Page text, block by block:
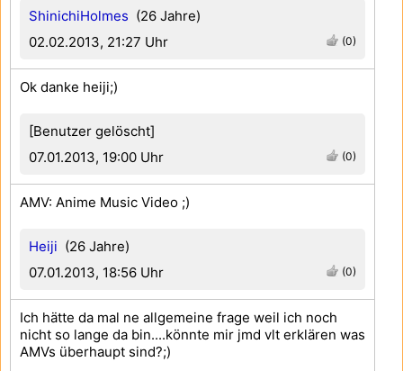
ShinichiHolmes (26 Jahre)
02.02.2013, 21:27 Uhr
(0)
[Benutzer gelöscht]
07.01.2013, 19:00 Uhr
(0)
Ok danke heiji;)
Heiji (26 Jahre)
07.01.2013, 18:56 Uhr
(0)
AMV: Anime Music Video ;)
Ich hätte da mal ne allgemeine frage weil ich noch
nicht so lange da bin....könnte mir jmd vlt erklären was
AMVs überhaupt sind?;)